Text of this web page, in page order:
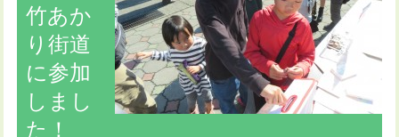
竹あか
り街道
に参加
しまし
た！